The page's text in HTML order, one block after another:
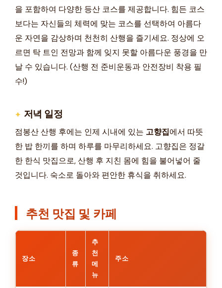
을 포함하여 다양한 등산 코스를 제공합니다. 힘든 코스
보다는 자신들의 체력에 맞는 코스를 선택하여 아름다
운 자연을 감상하며 천천히 산행을 즐기세요. 정상에 오
르면 탁 트인 전망과 함께 잊지 못할 아름다운 풍경을 만
날 수 있습니다. (산행 전 준비운동과 안전장비 착용 필
수!)
저녁 일정
점봉산 산행 후에는 인제 시내에 있는 고향집에서 따뜻
한 밥 한끼를 하며 하루를 마무리하세요. 고향집은 정갈
한 한식 맛집으로, 산행 후 지친 몸에 힘을 불어넣어 줄
것입니다. 숙소로 돌아와 편안한 휴식을 취하세요.
추천 맛집 및 카페
장소
종
류
추
천
메
뉴
주소